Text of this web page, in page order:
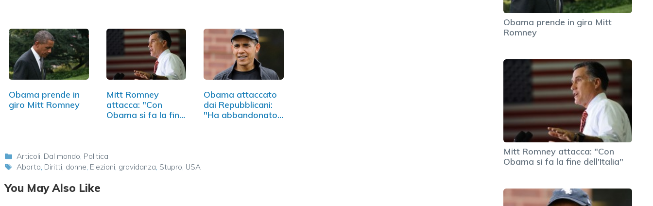
Obama prende in
giro Mitt Romney
Mitt Romney
attacca: "Con
Obama si fa la fine
Obama attaccato
dai Repubblicani:
"Ha abbandonato
Categorie
Articoli, Dal mondo, Politica
Tag
Aborto, Diritti, donne, Elezioni, gravidanza, Stupro, USA
You May Also Like
Obama prende in giro Mitt
Romney
Mitt Romney attacca: "Con
Obama si fa la fine dell'Italia"